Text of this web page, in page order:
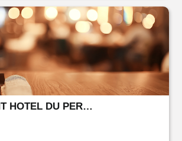
RESTAURANT HOTEL DU PERRON